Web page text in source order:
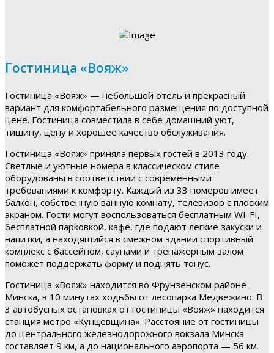
Гостиница «Вояж»
Гостиница «Вояж» — небольшой отель и прекрасный
вариант для комфортабельного размещения по доступной
цене. Гостиница совместила в себе домашний уют,
тишину, цену и хорошее качество обслуживания.
Гостиница «Вояж» приняла первых гостей в 2013 году.
Светлые и уютные номера в классическом стиле
оборудованы в соответствии с современными
требованиями к комфорту. Каждый из 33 номеров имеет
балкон, собственную ванную комнату, телевизор с плоским
экраном. Гости могут воспользоваться бесплатным WI-FI,
бесплатной парковкой, кафе, где подают легкие закуски и
напитки, а находящийся в смежном здании спортивный
комплекс с бассейном, саунами и тренажерным залом
поможет поддержать форму и поднять тонус.
Гостиница «Вояж» находится во Фрунзенском районе
Минска, в 10 минутах ходьбы от лесопарка Медвежино. В
3 автобусных остановках от гостиницы «Вояж» находится
станция метро «Кунцевщина». Расстояние от гостиницы
до центрального железнодорожного вокзала Минска
составляет 9 км, а до национального аэропорта — 56 км.